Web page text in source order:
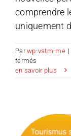
comprendre
uniquement
Parwp-vstm-me |
fermés
Expanding
Horizons
en savoir plus